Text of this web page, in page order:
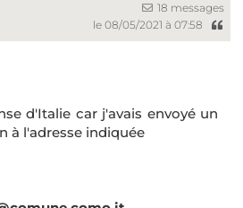
18 messages
le 08/05/2021 à 07:58
d'Italie car j'avais envoyé un
à l'adresse indiquée